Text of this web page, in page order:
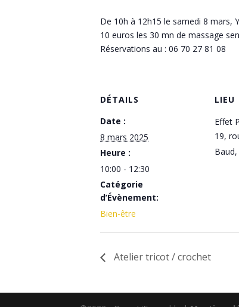
De 10h à 12h15 le samedi 8 mars,
10 euros les 30 mn de massage
Réservations au : 06 70 27 81 08
DÉTAILS
Date :
8 mars 2025
Heure :
10:00 - 12:30
Catégorie
d’Évènement:
Bien-être
LIEU
Effet
19,
Baud,
Atelier tricot / crochet